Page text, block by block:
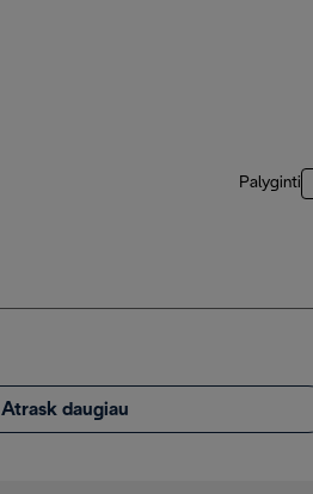
Palyginti
Atrask daugiau